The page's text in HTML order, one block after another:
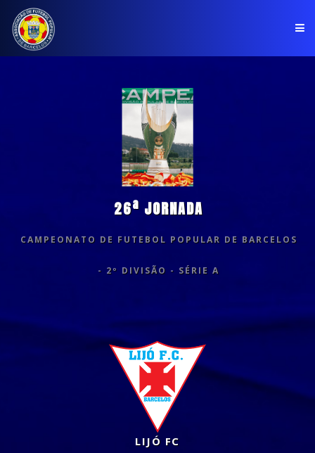
CLUBES
26ª JORNADA
CAMPEONATO DE FUTEBOL POPULAR DE BARCELOS
- 2º DIVISÃO - SÉRIE A
LIJÓ FC